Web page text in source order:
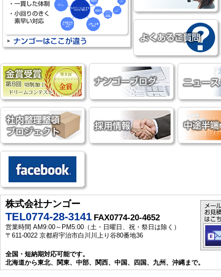
株式会社ナンゴー
TEL0774-28-3141 FAX0774-20-4652
営業時間 AM9:00～PM5:00（土・日曜日、祝・祭日は除く）
〒611-0022 京都府宇治市白川川上り谷80番地36
全国・短納期対応可能です。
北海道から東北、関東、中部、関西、中国、四国、九州、沖縄まで。